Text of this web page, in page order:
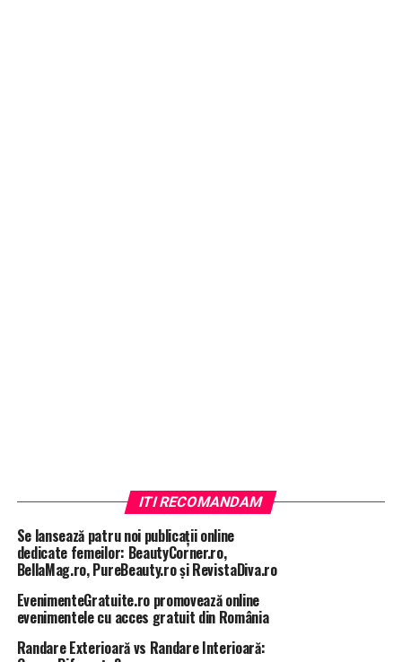
ITI RECOMANDAM
Se lansează patru noi publicații online
dedicate femeilor: BeautyCorner.ro,
BellaMag.ro, PureBeauty.ro și RevistaDiva.ro
EvenimenteGratuite.ro promovează online
evenimentele cu acces gratuit din România
Randare Exterioară vs Randare Interioară: